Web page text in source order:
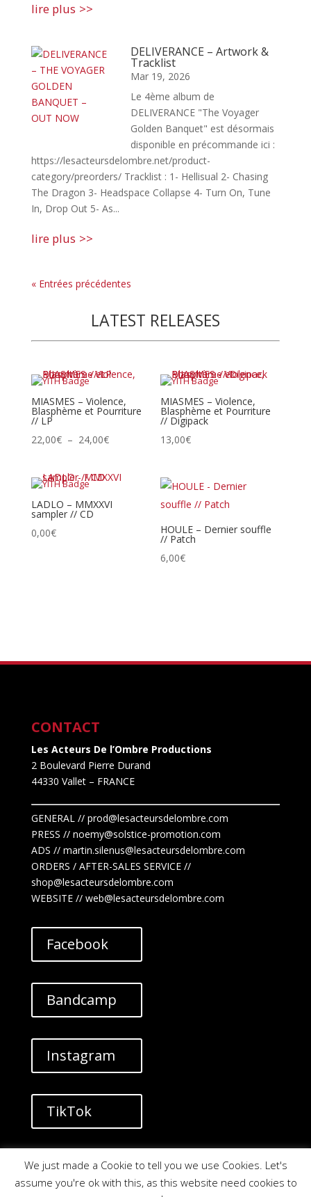
lire plus
DELIVERANCE – Artwork &
Tracklist
Mar 19, 2026
Le 4ème album de
DELIVERANCE "The Voyager
Golden Banquet" est désormais
disponible en précommande ici :
https://lesacteursdelombre.net/product-
category/preorders/ Tracklist : 1- Hellisual 2- Chasing
The Dragon 3- Headspace Collapse 4- Turn On, Tune
In, Drop Out 5- As...
lire plus
« Entrées précédentes
LATEST RELEASES
MIASMES – Violence,
Blasphème et Pourriture
// LP
22,00€ – 24,00€Plage
prix :
à
MIASMES – Violence,
Blasphème et Pourriture
// Digipack
13,00€
LADLO – MMXXVI
sampler // CD
0,00€ HOULE – Dernier souffle
// Patch
6,00€
CONTACT
Les Acteurs De l’Ombre Productions
2 Boulevard Pierre Durand
44330 Vallet– FRANCE
GENERAL // prod@lesacteursdelombre.com
PRESS // noemy@solstice-promotion.com
ADS // martin.silenus@lesacteursdelombre.com
ORDERS / AFTER-SALES SERVICE //
shop@lesacteursdelombre.com
WEBSITE // web@lesacteursdelombre.com
Facebook
Bandcamp
Instagram
TikTok
YouTube
We just made a Cookie to tell you we use Cookies. Let's
assume you're ok with this, as this website need cookies to